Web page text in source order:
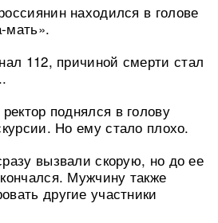
находился в голове
мать».
112, причиной смерти стал
поднялся в голову
Но ему стало плохо.
вызвали скорую, но до ее
Мужчину также
другие участники